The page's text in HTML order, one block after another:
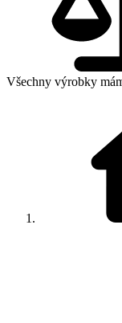
Všechny výrobky